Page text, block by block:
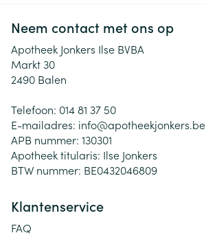
Neem contact met ons op
Apotheek Jonkers Ilse BVBA
Markt 30
2490 Balen
Telefoon: 014 81 37 50
E-mailadres: info@apotheekjonkers.be
APB nummer: 130301
Apotheek titularis: Ilse Jonkers
BTW nummer: BE0432046809
Klantenservice
FAQ